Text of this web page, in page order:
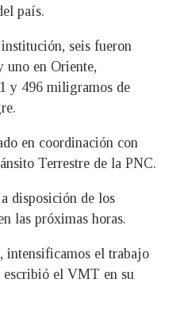
país.
seis fueron
uno en Oriente,
y 496 miligramos de
en coordinación con
Terrestre de la PNC.
disposición de los
las próximas horas.
intensificamos el trabajo
escribió el VMT en su